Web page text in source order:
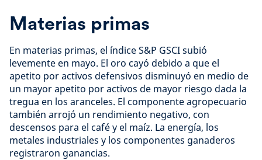
Materias primas
En materias primas, el índice S&P GSCI subió
levemente en mayo. El oro cayó debido a que el
apetito por activos defensivos disminuyó en medio de
un mayor apetito por activos de mayor riesgo dada la
tregua en los aranceles. El componente agropecuario
también arrojó un rendimiento negativo, con
descensos para el café y el maíz. La energía, los
metales industriales y los componentes ganaderos
registraron ganancias.